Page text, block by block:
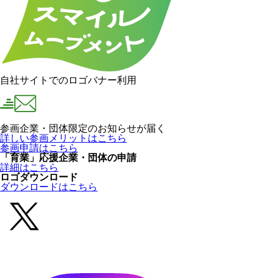
自社サイトでのロゴバナー利用
参画企業・団体限定のお知らせが届く
詳しい参画メリットはこちら
参画申請はこちら
「育業」応援企業・団体の申請
詳細はこちら
ロゴダウンロード
ダウンロードはこちら